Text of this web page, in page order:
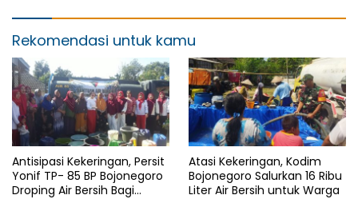
Rekomendasi untuk kamu
Antisipasi Kekeringan, Persit
Yonif TP- 85 BP Bojonegoro
Droping Air Bersih Bagi
Atasi Kekeringan, Kodim
Bojonegoro Salurkan 16 Ribu
Liter Air Bersih untuk Warga